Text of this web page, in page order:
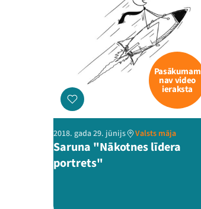
Pasākumam
nav video
ieraksta
2018. gada 29. jūnijs Valsts māja
Saruna "Nākotnes līdera
portrets"